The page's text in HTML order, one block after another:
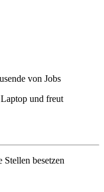
von Jobs
besetzen